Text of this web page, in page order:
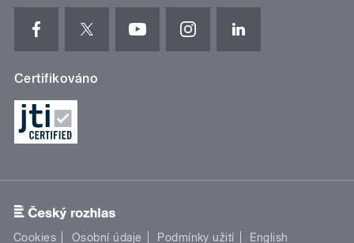
Certifikováno
Cookies Osobní údaje Podmínky užití English